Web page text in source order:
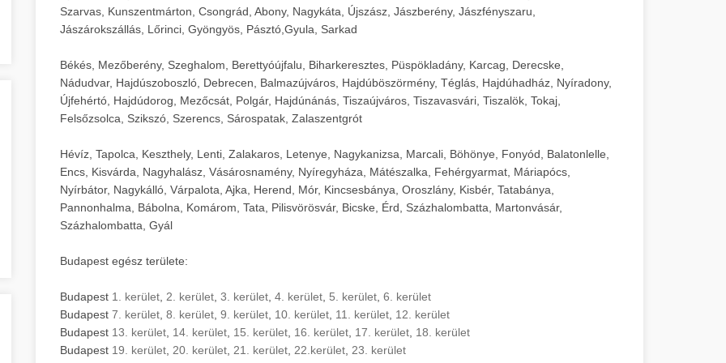
Szarvas, Kunszentmárton, Csongrád, Abony, Nagykáta, Újszász, Jászberény, Jászfényszaru,
Jászárokszállás, Lőrinci, Gyöngyös, Pásztó,Gyula, Sarkad
Békés, Mezőberény, Szeghalom, Berettyóújfalu, Biharkeresztes, Püspökladány, Karcag, Derecske,
Nádudvar, Hajdúszoboszló, Debrecen, Balmazújváros, Hajdúböszörmény, Téglás, Hajdúhadház, Nyíradony,
Újfehértó, Hajdúdorog, Mezőcsát, Polgár, Hajdúnánás, Tiszaújváros, Tiszavasvári, Tiszalök, Tokaj,
Felsőzsolca, Szikszó, Szerencs, Sárospatak, Zalaszentgrót
Hévíz, Tapolca, Keszthely, Lenti, Zalakaros, Letenye, Nagykanizsa, Marcali, Böhönye, Fonyód, Balatonlelle,
Encs, Kisvárda, Nagyhalász, Vásárosnamény, Nyíregyháza, Mátészalka, Fehérgyarmat, Máriapócs,
Nyírbátor, Nagykálló, Várpalota, Ajka, Herend, Mór, Kincsesbánya, Oroszlány, Kisbér, Tatabánya,
Pannonhalma, Bábolna, Komárom, Tata, Pilisvörösvár, Bicske, Érd, Százhalombatta, Martonvásár,
Százhalombatta, Gyál
Budapest egész területe:
Budapest 1. kerület 2. kerület 3. kerület 4. kerület 5. kerület 6. kerület
Budapest 7. kerület 8. kerület 9. kerület 10. kerület 11. kerület 12. kerület
Budapest 13. kerület 14. kerület 15. kerület 16. kerület 17. kerület 18. kerület
Budapest 19. kerület 20. kerület 21. kerület 22.kerület 23. kerület